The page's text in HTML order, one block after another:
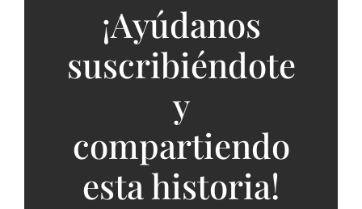
¡Ayúdanos
suscribiéndote
y
compartiendo
esta historia!